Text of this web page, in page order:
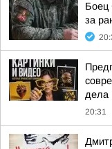
Боец
за
дела
20:31